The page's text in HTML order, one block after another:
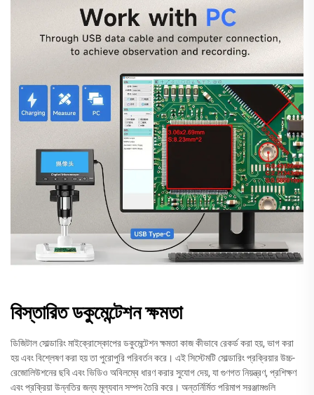
বিস্তারিত ডকুমেন্টেশন ক্ষমতা
ডিজিটাল সোল্ডারিং মাইক্রোস্কোপের ডকুমেন্টেশন ক্ষমতা কাজ কীভাবে রেকর্ড করা হয়, ভাগ করা
হয় এবং বিশ্লেষণ করা হয় তা পুরোপুরি পরিবর্তন করে। এই সিস্টেমটি সোল্ডারিং প্রক্রিয়ার উচ্চ-
রেজোলিউশনের ছবি এবং ভিডিও অবিলম্বে ধারণ করার সুযোগ দেয়, যা গুণগত নিয়ন্ত্রণ, প্রশিক্ষণ
এবং প্রক্রিয়া উন্নতির জন্য মূল্যবান সম্পদ তৈরি করে। অন্তর্নির্মিত পরিমাপ সরঞ্জামগুলি